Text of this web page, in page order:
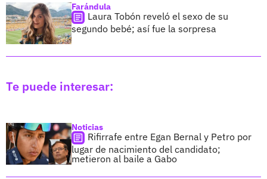
Farándula
Laura Tobón reveló el sexo de su
segundo bebé; así fue la sorpresa
Te puede interesar:
Noticias
Rifirrafe entre Egan Bernal y Petro por
lugar de nacimiento del candidato;
metieron al baile a Gabo